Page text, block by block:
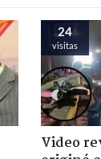
24
visitas
Video